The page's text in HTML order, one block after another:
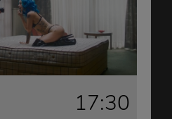
17:30